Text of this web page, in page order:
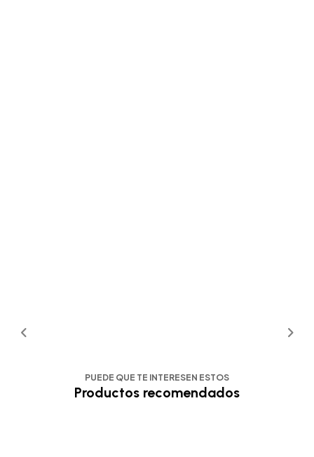
PUEDE QUE TE INTERESEN ESTOS
Productos recomendados